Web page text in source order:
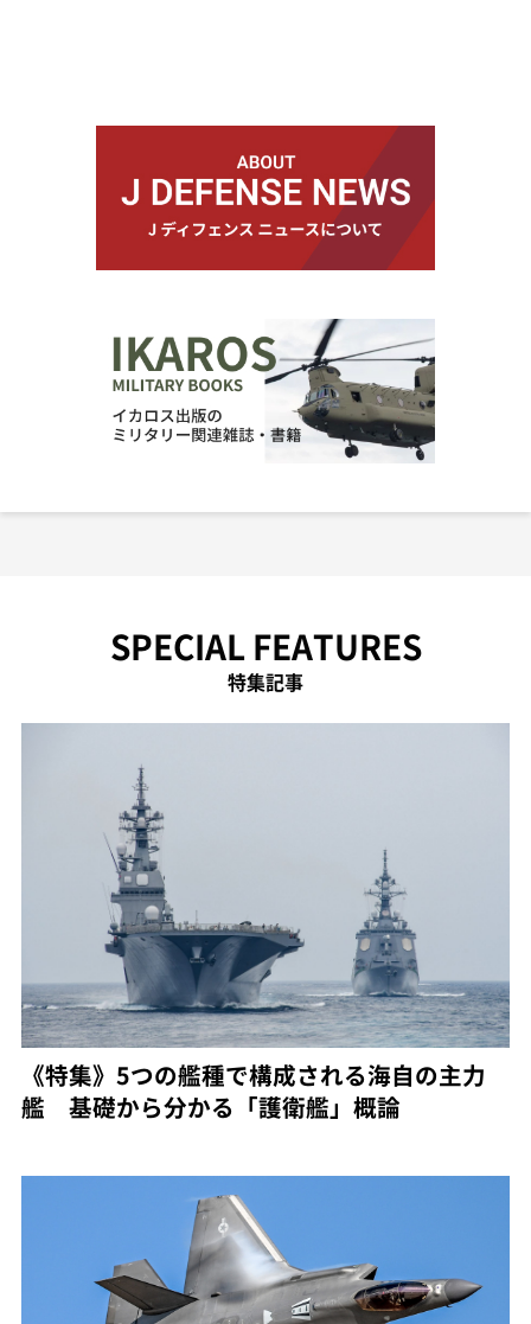
SPECIAL FEATURES
特集記事
《特集》5つの艦種で構成される海自の主力
艦 基礎から分かる「護衛艦」概論